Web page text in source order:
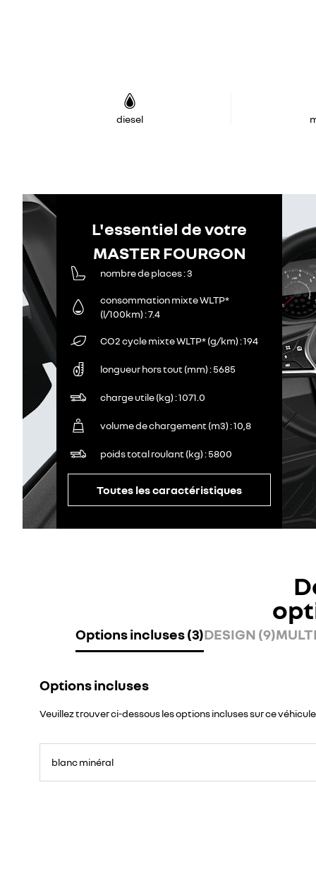
diesel
L'essentiel de votre
MASTER FOURGON
nombre de places 3
consommation mixte WLTP*
(l/100km) 7.4
CO2 cycle mixte WLTP* (g/km) 194
longueur hors tout (mm) 5685
charge utile (kg) 1071.0
volume de chargement (m3) 10,8
poids total roulant (kg) 5800
Toutes les caractéristiques
Options incluses (3)DESIGN (9)
Options incluses
Veuillez trouver ci-dessous les options incluses sur ce véhicule
blanc minéral